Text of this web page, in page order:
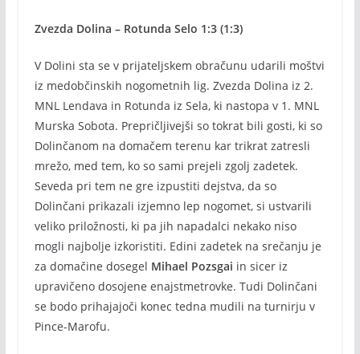
Zvezda Dolina – Rotunda Selo 1:3 (1:3)
V Dolini sta se v prijateljskem obračunu udarili moštvi
iz medobčinskih nogometnih lig. Zvezda Dolina iz 2.
MNL Lendava in Rotunda iz Sela, ki nastopa v 1. MNL
Murska Sobota. Prepričljivejši so tokrat bili gosti, ki so
Dolinčanom na domačem terenu kar trikrat zatresli
mrežo, med tem, ko so sami prejeli zgolj zadetek.
Seveda pri tem ne gre izpustiti dejstva, da so
Dolinčani prikazali izjemno lep nogomet, si ustvarili
veliko priložnosti, ki pa jih napadalci nekako niso
mogli najbolje izkoristiti. Edini zadetek na srečanju je
za domačine dosegel Mihael Pozsgai in sicer iz
upravičeno dosojene enajstmetrovke. Tudi Dolinčani
se bodo prihajajoči konec tedna mudili na turnirju v
Pince-Marofu.